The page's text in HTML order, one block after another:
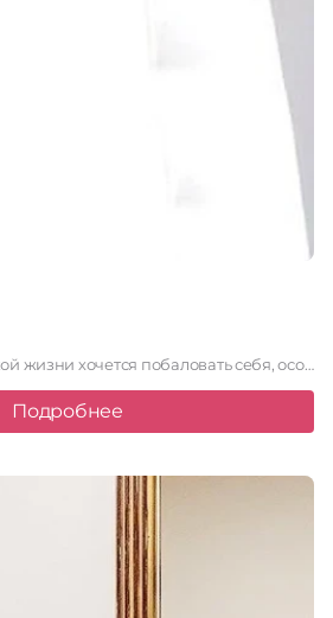
Иногда в суете городской жизни хочется побаловать себя, особенно, когда …
Подробнее